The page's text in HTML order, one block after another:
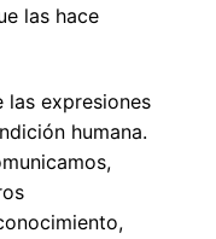
las hace
las expresiones
humana.